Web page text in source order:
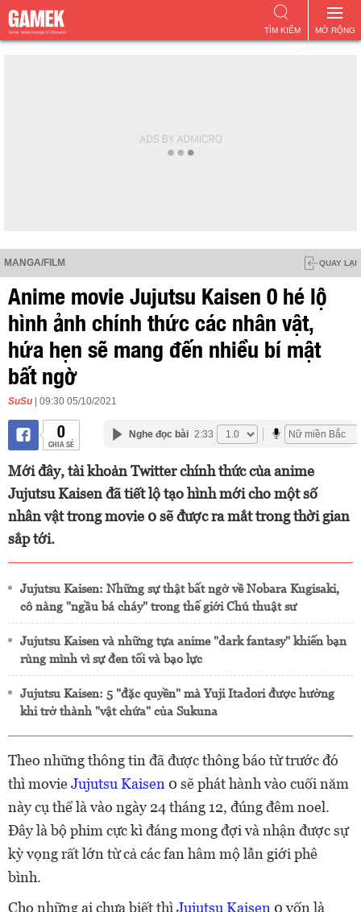
MỞ RỘNG
TÌM KIẾM
MANGA/FILM QUAY LẠI
Anime movie Jujutsu Kaisen 0 hé lộ
hình ảnh chính thức các nhân vật,
hứa hẹn sẽ mang đến nhiều bí mật
bất ngờ
SuSu | 09:30 05/10/2021
0
CHIA SẺ
Nghe đọc bài 2:33
Mới đây, tài khoản Twitter chính thức của anime
Jujutsu Kaisen đã tiết lộ tạo hình mới cho một số
nhân vật trong movie 0 sẽ được ra mắt trong thời gian
sắp tới.
Jujutsu Kaisen: Những sự thật bất ngờ về Nobara Kugisaki,
cô nàng "ngầu bá cháy" trong thế giới Chú thuật sư
Jujutsu Kaisen và những tựa anime "dark fantasy" khiến bạn
rùng mình vì sự đen tối và bạo lực
Jujutsu Kaisen: 5 "đặc quyền" mà Yuji Itadori được hưởng
khi trở thành "vật chứa" của Sukuna
Theo những thông tin đã được thông báo từ trước đó
thì movieJujutsu Kaisen 0 sẽ phát hành vào cuối năm
này cụ thể là vào ngày 24 tháng 12, đúng đêm noel.
Đây là bộ phim cực kì đáng mong đợi và nhận được sự
kỳ vọng rất lớn từ cả các fan hâm mộ lẫn giới phê
bình.
Cho những ai chưa biết thì Jujutsu Kaisen 0 vốn là